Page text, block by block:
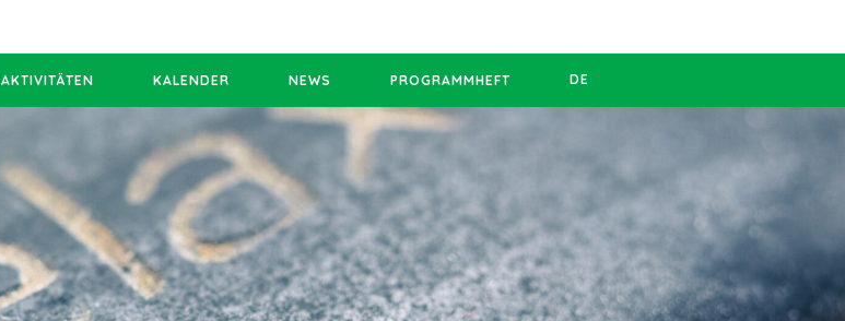
AKTIVITÄTEN KALENDER NEWS PROGRAMMHEFT DE